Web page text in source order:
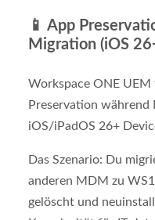
📱 App
Migration (iOS
Workspace ONE
Preservation
iOS/iPadOS 26+
Das Szenario: Du
anderen MDM zu
gelöscht und